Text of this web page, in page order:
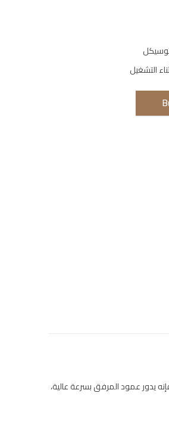
التشغيل
يدور عمود المرفق بسرعة عالية،